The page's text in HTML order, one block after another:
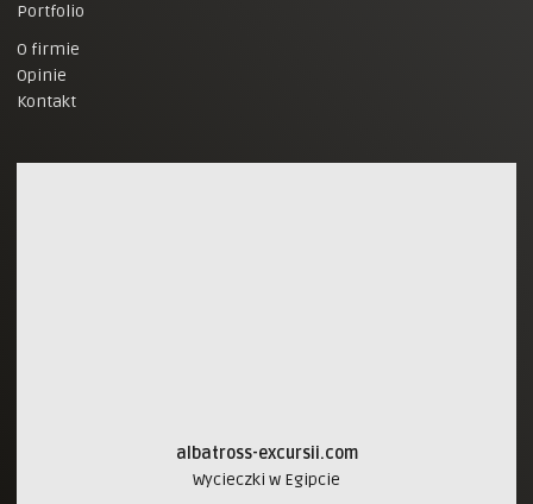
Portfolio
O firmie
Opinie
Kontakt
albatross-excursii.com
Wycieczki w Egipcie